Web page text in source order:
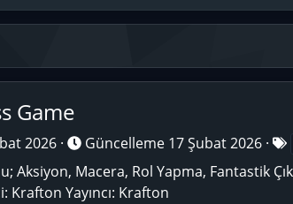
Game
2026 Güncelleme 17 Şubat 2026
Aksiyon, Macera, Rol Yapma, Fantastik
Krafton Yayıncı: Krafton